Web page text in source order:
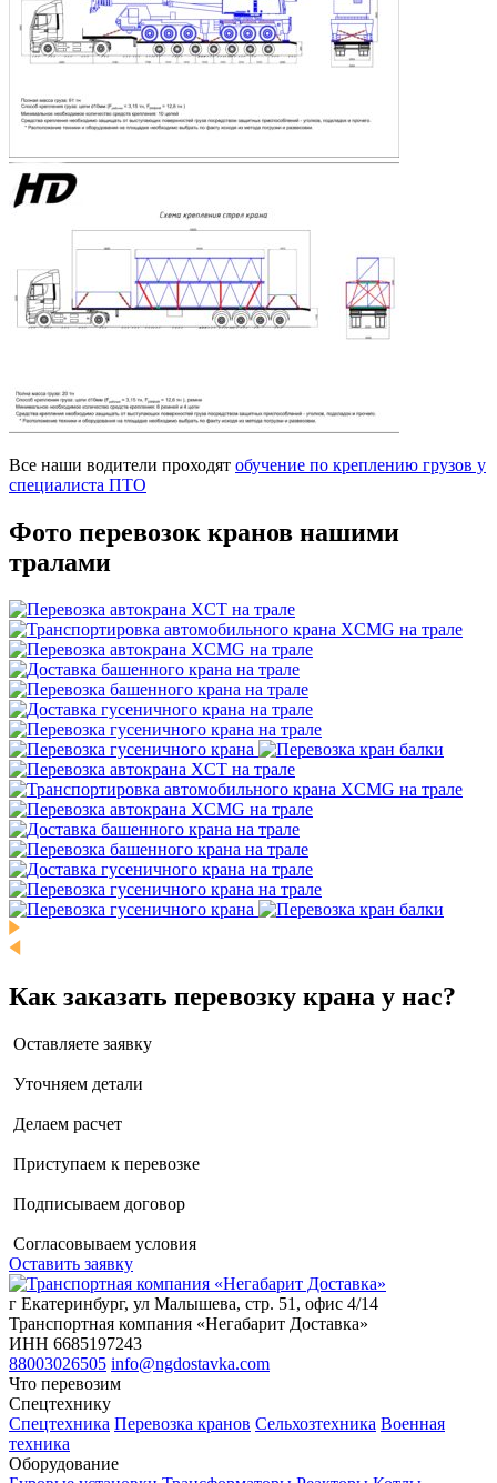
Все наши водители проходят обучение по креплению грузов у
специалиста ПТО
Фото перевозок кранов нашими
тралами
Как заказать перевозку крана у нас?
Оставляете заявку
Уточняем детали
Делаем расчет
Приступаем к перевозке
Подписываем договор
Согласовываем условия
Оставить заявку
г Екатеринбург, ул Малышева, стр. 51, офис 4/14
Транспортная компания «Негабарит Доставка»
ИНН 6685197243
88003026505 info@ngdostavka.com
Что перевозим
Спецтехнику
Спецтехника Перевозка кранов Сельхозтехника Военная
техника
Оборудование